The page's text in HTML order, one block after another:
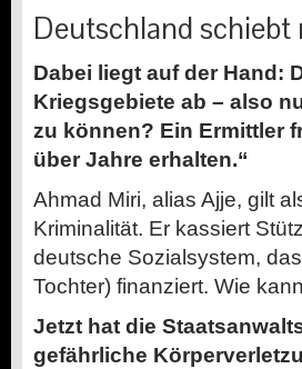
Deutschland
Dabei liegt auf der Hand:
Kriegsgebiete ab – also
zu können? Ein Ermittler
über Jahre erhalten.“
Ahmad Miri, alias Ajje, gilt
Kriminalität. Er kassiert
deutsche Sozialsystem,
Tochter) finanziert. Wie
Jetzt hat die
gefährliche